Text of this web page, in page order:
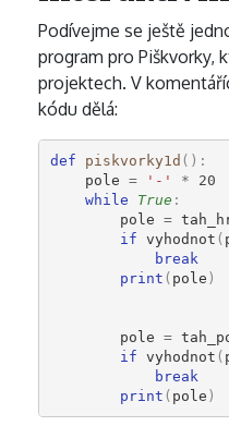
Podívejme se ještě
program pro Piškvorky,
projektech. V
kódu dělá:
def piskvorky1d ():
pole = '-' * 20
while
True :
pole =
if vyhodnot (
break
print ( pole )
pole =
if vyhodnot (
break
print ( pole )